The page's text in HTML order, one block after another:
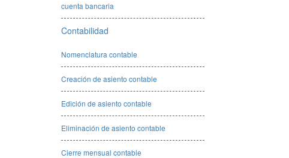
cuenta bancaria
Contabilidad
Nomenclatura contable
Creación de asiento contable
Edición de asiento contable
Eliminación de asiento contable
Cierre mensual contable